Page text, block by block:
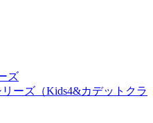
ズ
ーズ（Kids4&カデットクラ